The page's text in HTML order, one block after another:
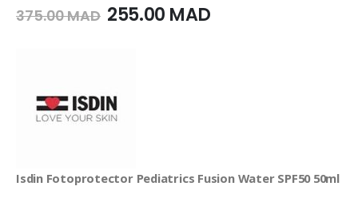
375.00MAD Le
MAD.
255.00 MADLe
Isdin Fotoprotector Pediatrics Fusion Water SPF50 50ml